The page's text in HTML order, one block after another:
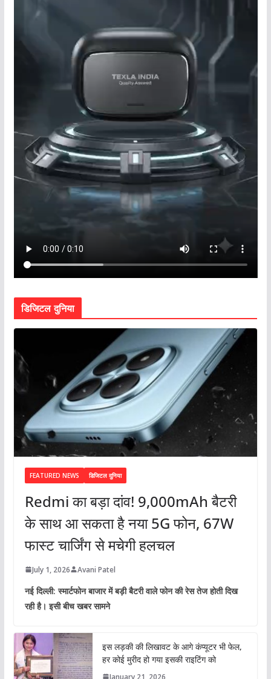
डिजिटल दुनिया
FEATURED NEWS डिजिटल दुनिया
Redmi का बड़ा दांव! 9,000mAh बैटरी
के साथ आ सकता है नया 5G फोन, 67W
फास्ट चार्जिंग से मचेगी हलचल
July 1, 2026 Avani Patel
नई दिल्ली: स्मार्टफोन बाजार में बड़ी बैटरी वाले फोन की रेस तेज होती दिख
रही है। इसी बीच खबर सामने
इस लड़की की लिखावट के आगे कंप्यूटर भी फेल,
हर कोई मुरीद हो गया इसकी राइटिंग को
January 21, 2026